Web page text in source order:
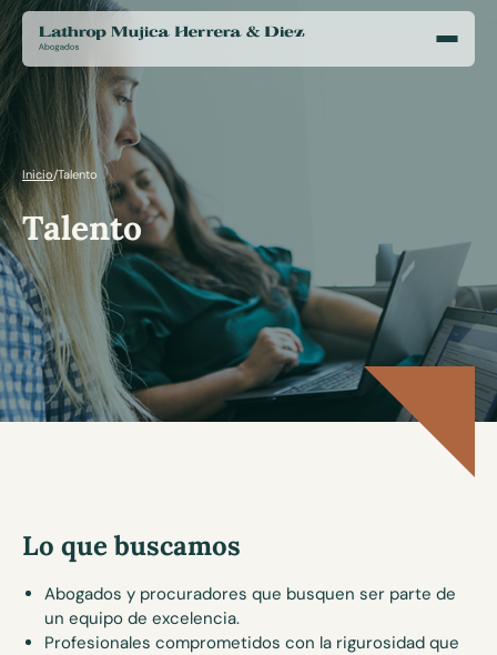
Inicio/Talento
Talento
Lo que buscamos
Abogados y procuradores que busquen ser parte de
un equipo de excelencia.
Profesionales comprometidos con la rigurosidad que